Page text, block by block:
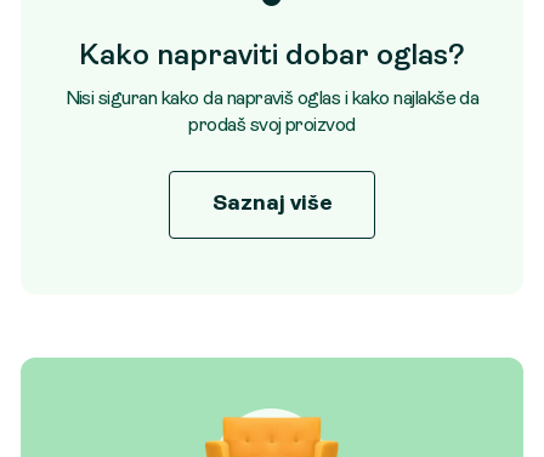
Kako napraviti dobar oglas?
Nisi siguran kako da napraviš oglas i kako najlakše da
prodaš svoj proizvod
Saznaj više